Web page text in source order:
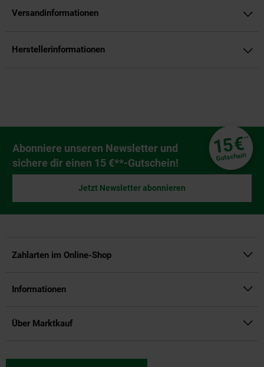
Versandinformationen
Herstellerinformationen
Newsletter Anmeldung
Abonniere unseren Newsletter und
sichere dir einen 15 €**-Gutschein!
15€**
Gutschein
Jetzt Newsletter abonnieren
Zahlarten im Online-Shop
Informationen
Über Marktkauf